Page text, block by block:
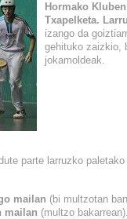
Hormako
Txapelketa.
izango da
gehituko zaizkio,
jokamoldeak.
parte larruzko
mailan (bi multzotan
mailan (multzo